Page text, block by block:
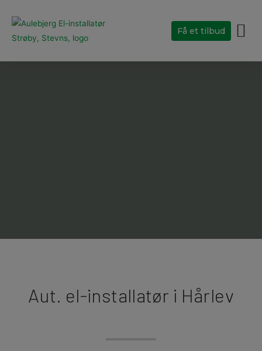
Få et tilbud
Aut. el-installatør i Hårlev